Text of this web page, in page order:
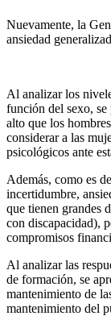
Nuevamente, la
ansiedad
Al analizar los
función del sexo, se
alto que los
considerar a las
psicológicos ante
Además, como es
incertidumbre,
que tienen grandes
con discapacidad),
compromisos
Al analizar las
de formación, se
mantenimiento de
mantenimiento del